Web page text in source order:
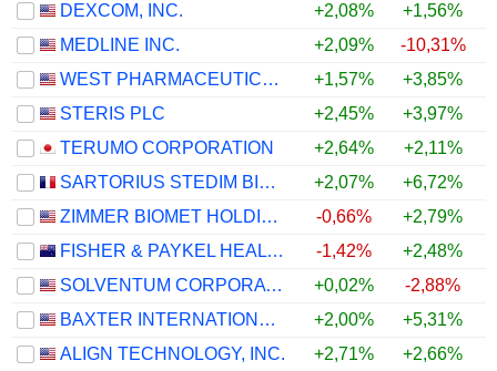
DEXCOM, INC.
+2,08% +1,56%
MEDLINE INC.
+2,09% -10,31%
WEST PHARMACEUTICAL SERVICES, INC.
+1,57% +3,85%
STERIS PLC
+2,45% +3,97%
TERUMO CORPORATION
+2,64% +2,11%
SARTORIUS STEDIM BIOTECH
+2,07% +6,72%
ZIMMER BIOMET HOLDINGS, INC.
-0,66% +2,79%
FISHER & PAYKEL HEALTHCARE CORPORATION LIMITED
-1,42% +2,48%
SOLVENTUM CORPORATION
+0,02% -2,88%
BAXTER INTERNATIONAL INC.
+2,00% +5,31%
ALIGN TECHNOLOGY, INC.
+2,71% +2,66%